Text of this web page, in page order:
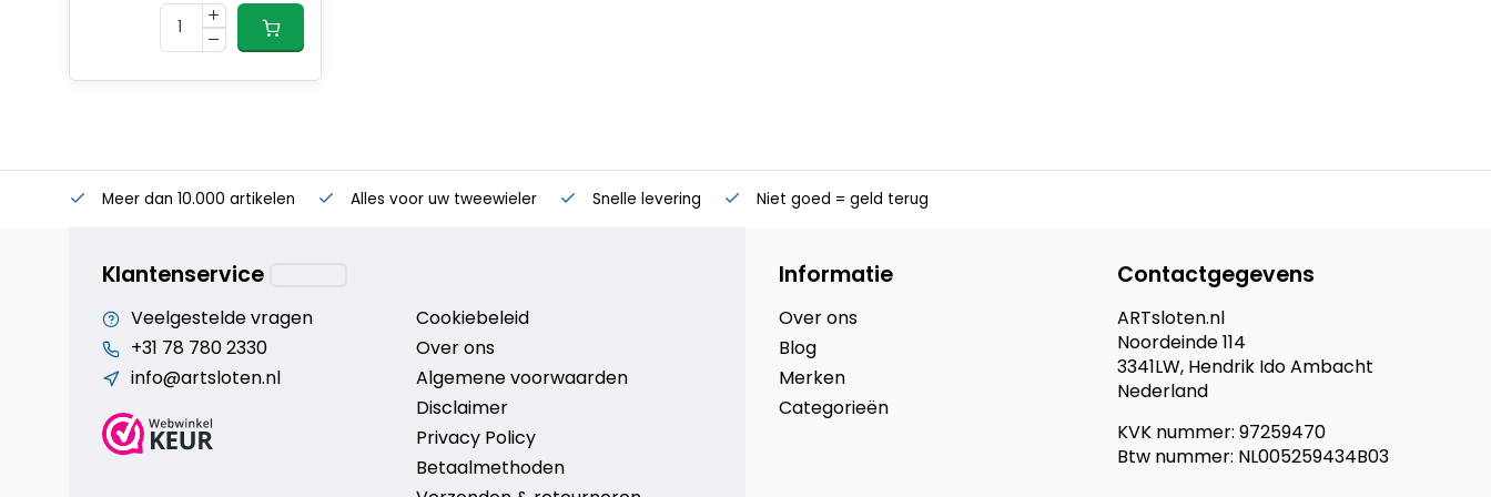
Meer dan 10.000 artikelen Alles voor uw tweewieler Snelle levering Niet goed = geld terug
Klantenservice
Veelgestelde vragen
+31 78 780 2330
info@artsloten.nl
Cookiebeleid
Over ons
Algemene voorwaarden
Disclaimer
Privacy Policy
Betaalmethoden
Informatie
Over ons
Blog
Merken
Categorieën
Contactgegevens
ARTsloten.nl
Noordeinde 114
3341LW, Hendrik Ido Ambacht
Nederland
KVK nummer: 97259470
Btw nummer: NL005259434B03